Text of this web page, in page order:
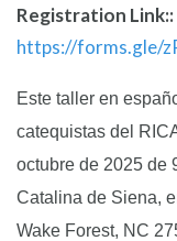
Registration Link:
https://forms.gle/
Este taller en
catequistas del
octubre de 2025 de
Catalina de Siena,
Wake Forest, NC